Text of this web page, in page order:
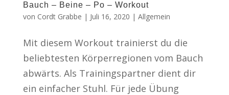
Bauch – Beine – Po – Workout
von Cordt Grabbe | Juli 16, 2020 | Allgemein
Mit diesem Workout trainierst du die
beliebtesten Körperregionen vom Bauch
abwärts. Als Trainingspartner dient dir
ein einfacher Stuhl. Für jede Übung